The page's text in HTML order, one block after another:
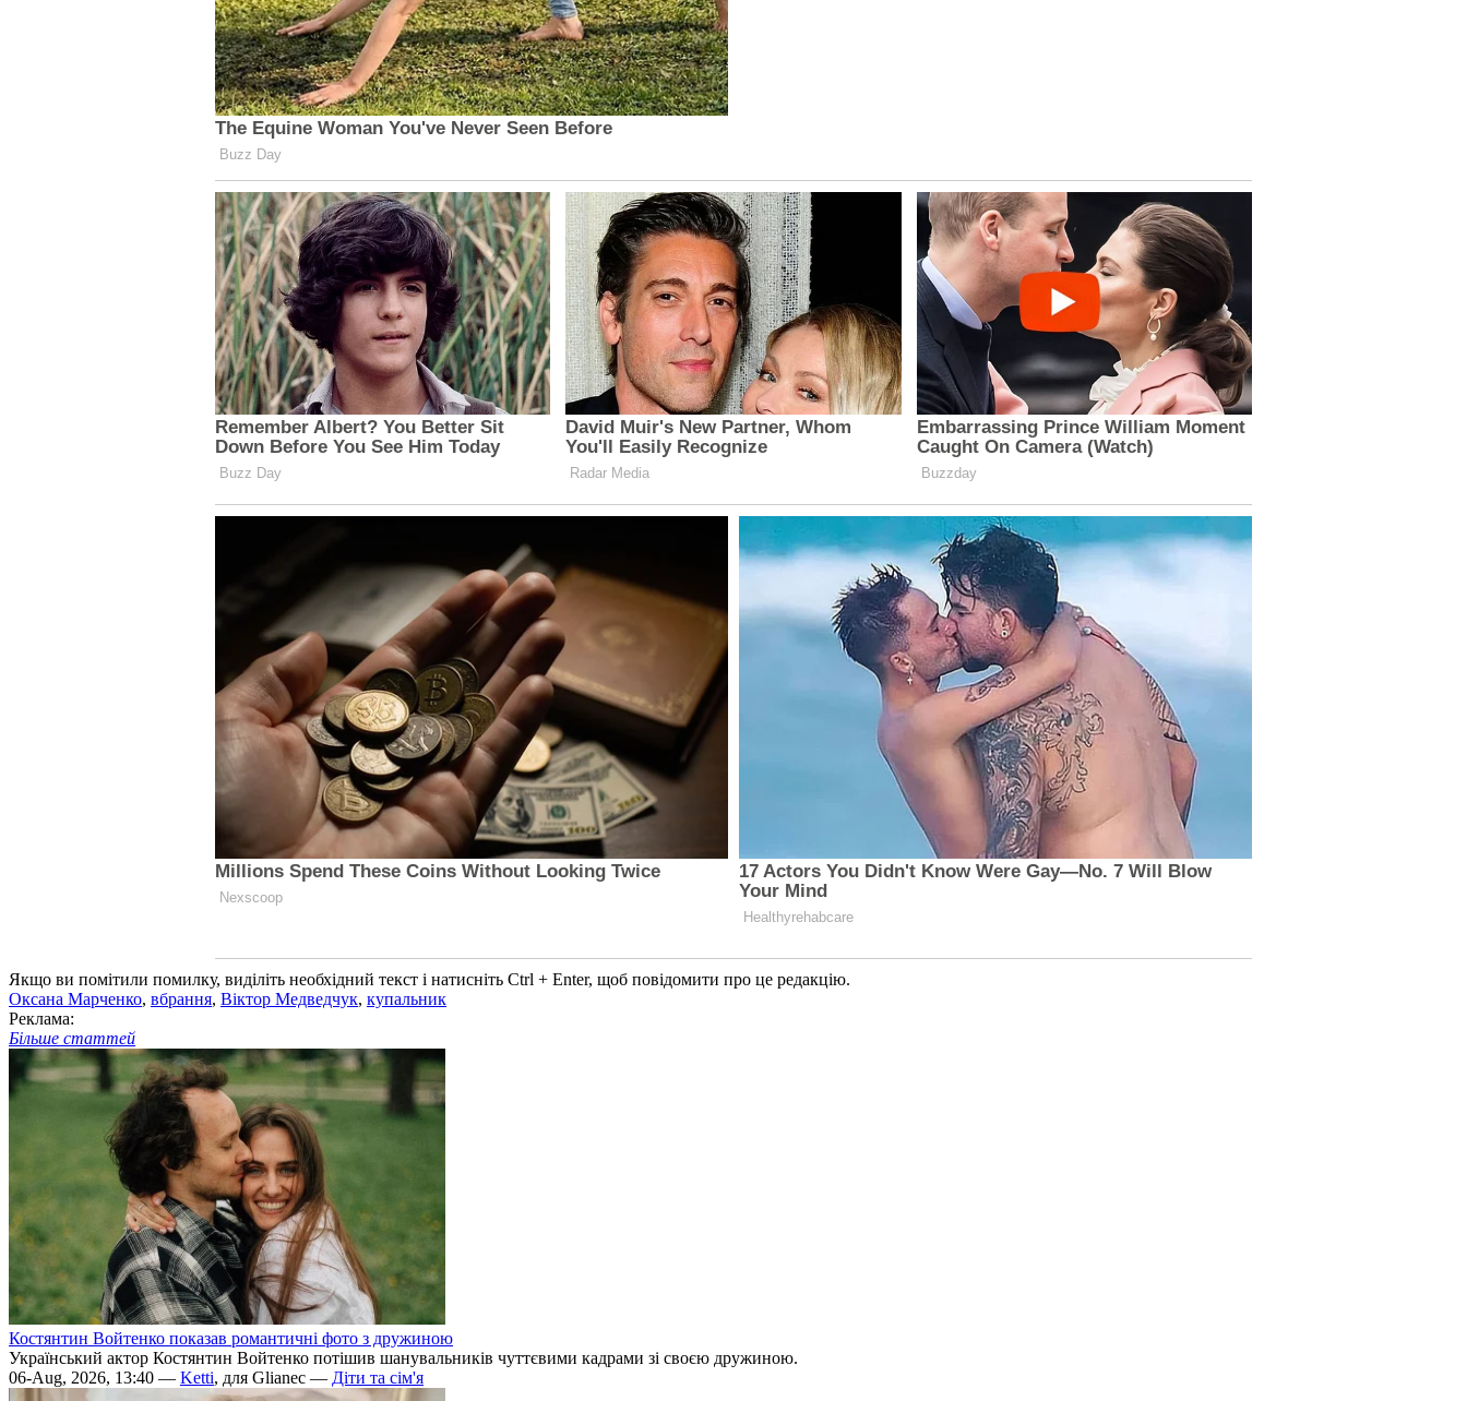
Якщо ви помітили помилку, виділіть необхідний текст і натисніть Ctrl + Enter, щоб повідомити про це редакцію.
Оксана Марченко, вбрання, Віктор Медведчук, купальник
Реклама:
Більше статтей
Костянтин Войтенко показав романтичні фото з дружиною
Український актор Костянтин Войтенко потішив шанувальників чуттєвими кадрами зі своєю дружиною.
06-Aug, 2026, 13:40 — Ketti, для Glianec — Діти та сім'я